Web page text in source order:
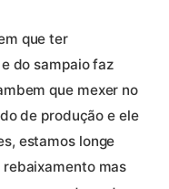
que ter
do sampaio faz
que mexer no
de produção e ele
estamos longe
mas